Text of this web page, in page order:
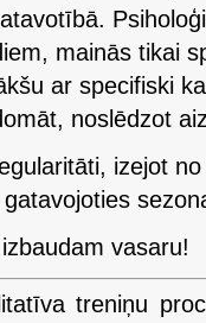
mainās tikai
ar specifiski
noslēdzot
izejot
vasaru!
treniņu